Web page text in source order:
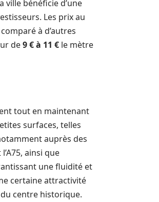
bénéficie d’une
Les prix au
à d’autres
de9 € à 11 € le mètre
tout en maintenant
surfaces, telles
auprès des
ainsi que
une fluidité et
certaine attractivité
centre historique.